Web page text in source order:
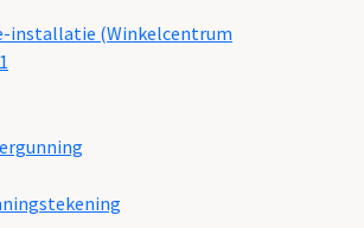
installatie (Winkelcentrum